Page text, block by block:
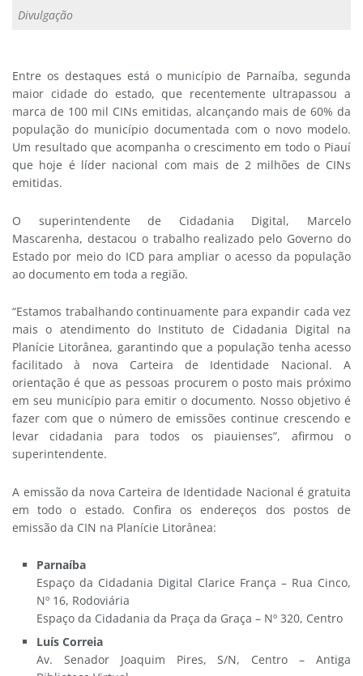
Divulgação
Entre os destaques está o município de Parnaíba, segunda
maior cidade do estado, que recentemente ultrapassou a
marca de 100 mil CINs emitidas, alcançando mais de 60% da
população do município documentada com o novo modelo.
Um resultado que acompanha o crescimento em todo o Piauí
que hoje é líder nacional com mais de 2 milhões de CINs
emitidas.
O superintendente de Cidadania Digital, Marcelo
Mascarenha, destacou o trabalho realizado pelo Governo do
Estado por meio do ICD para ampliar o acesso da população
ao documento em toda a região.
“Estamos trabalhando continuamente para expandir cada vez
mais o atendimento do Instituto de Cidadania Digital na
Planície Litorânea, garantindo que a população tenha acesso
facilitado à nova Carteira de Identidade Nacional. A
orientação é que as pessoas procurem o posto mais próximo
em seu município para emitir o documento. Nosso objetivo é
fazer com que o número de emissões continue crescendo e
levar cidadania para todos os piauienses”, afirmou o
superintendente.
A emissão da nova Carteira de Identidade Nacional é gratuita
em todo o estado. Confira os endereços dos postos de
emissão da CIN na Planície Litorânea:
Parnaíba
Espaço da Cidadania Digital Clarice França – Rua Cinco,
Nº 16, Rodoviária
Espaço da Cidadania da Praça da Graça – Nº 320, Centro
Luís Correia
Av. Senador Joaquim Pires, S/N, Centro – Antiga